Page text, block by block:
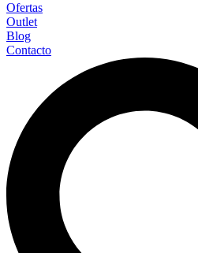
Ofertas
Outlet
Blog
Contacto